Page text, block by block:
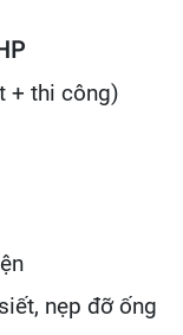
+ thi công)
nẹp đỡ ống